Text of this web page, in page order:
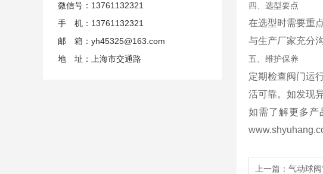
微信号：13761132321
手 机：13761132321
邮 箱：yh45325@163.com
地 址：上海市交通路
四、选型要点
在选型时需要重
与生产厂家充分
五、维护保养
定期检查阀门运
活可靠。如发现
如需了解更多产
上一篇： 气动球